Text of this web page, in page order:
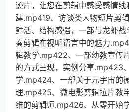
迹片，让您在剪辑中感受感情线
建.mp419、访谈类人物短片剪
鲜活、结构感强，一部与龙虾
奏剪辑在视听语言中的魅力
辑教学.mp422、一部幼教宣传
的方式呈现，实例分享.mp423
学.mp424、一部关于元宇宙的
理.mp425、微电影剪辑拉片教
维的剪辑师.mp426、从零开始